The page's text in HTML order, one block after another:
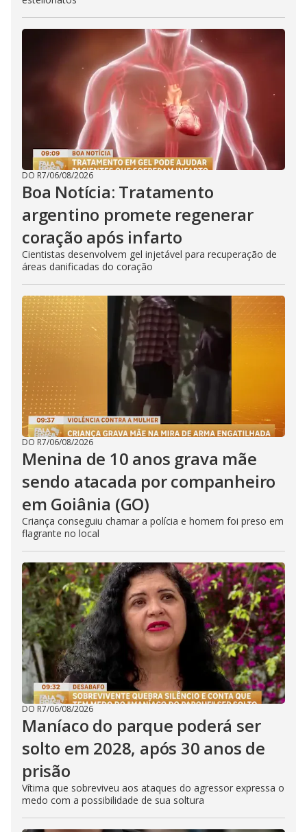
DO R7/06/08/2026
Boa Notícia: Tratamento
argentino promete regenerar
coração após infarto
Cientistas desenvolvem gel injetável para recuperação de
áreas danificadas do coração
DO R7/06/08/2026
Menina de 10 anos grava mãe
sendo atacada por companheiro
em Goiânia (GO)
Criança conseguiu chamar a polícia e homem foi preso em
flagrante no local
DO R7/06/08/2026
Maníaco do parque poderá ser
solto em 2028, após 30 anos de
prisão
Vítima que sobreviveu aos ataques do agressor expressa o
medo com a possibilidade de sua soltura